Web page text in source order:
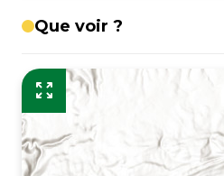
Que voir ?